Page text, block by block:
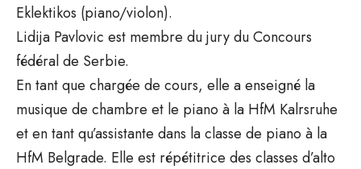
Eklektikos (piano/violon).
Lidija Pavlovic est membre du jury du Concours
fédéral de Serbie.
En tant que chargée de cours, elle a enseigné la
musique de chambre et le piano à la HfM Kalrsruhe
et en tant qu’assistante dans la classe de piano à la
HfM Belgrade. Elle est répétitrice des classes d’alto